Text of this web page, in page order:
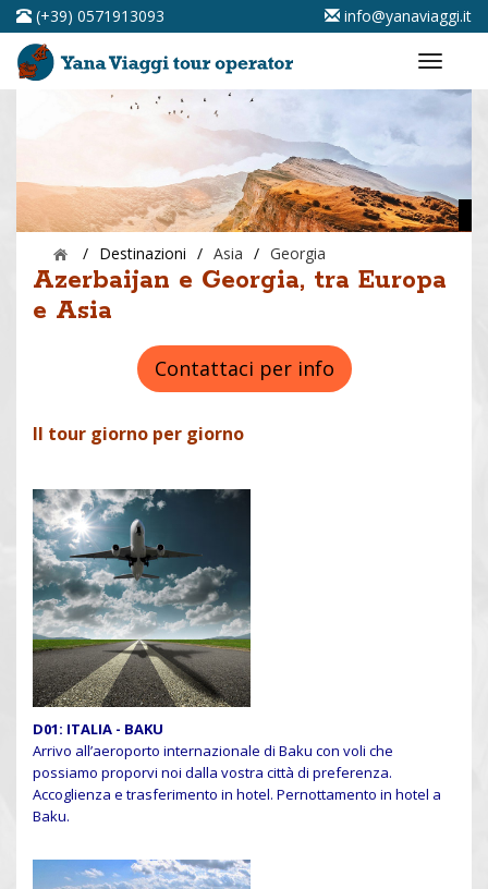
(+39) 0571913093 info@yanaviaggi.it
/ Destinazioni / Asia / Georgia
Azerbaijan e Georgia, tra Europa
e Asia
Contattaci per info
Il tour giorno per giorno
D01: ITALIA - BAKU
Arrivo all’aeroporto internazionale di Baku con voli che
possiamo proporvi noi dalla vostra città di preferenza.
Accoglienza e trasferimento in hotel. Pernottamento in hotel a
Baku.